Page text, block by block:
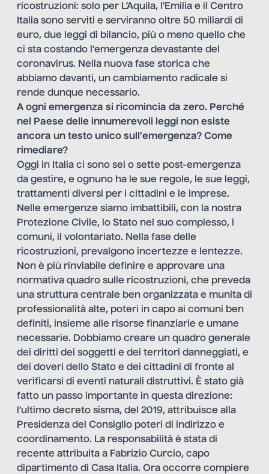
ricostruzioni: solo per L’Aquila, l’Emilia e il Centro
Italia sono serviti e serviranno oltre 50 miliardi di
euro, due leggi di bilancio, più o meno quello che
ci sta costando l’emergenza devastante del
coronavirus. Nella nuova fase storica che
abbiamo davanti, un cambiamento radicale si
rende dunque necessario.
A ogni emergenza si ricomincia da zero. Perché
nel Paese delle innumerevoli leggi non esiste
ancora un testo unico sull’emergenza? Come
rimediare?
Oggi in Italia ci sono sei o sette post-emergenza
da gestire, e ognuno ha le sue regole, le sue leggi,
trattamenti diversi per i cittadini e le imprese.
Nelle emergenze siamo imbattibili, con la nostra
Protezione Civile, lo Stato nel suo complesso, i
comuni, il volontariato. Nella fase delle
ricostruzioni, prevalgono incertezze e lentezze.
Non è più rinviabile definire e approvare una
normativa quadro sulle ricostruzioni, che preveda
una struttura centrale ben organizzata e munita di
professionalità alte, poteri in capo ai comuni ben
definiti, insieme alle risorse finanziarie e umane
necessarie. Dobbiamo creare un quadro generale
dei diritti dei soggetti e dei territori danneggiati, e
dei doveri dello Stato e dei cittadini di fronte al
verificarsi di eventi naturali distruttivi. È stato già
fatto un passo importante in questa direzione:
l’ultimo decreto sisma, del 2019, attribuisce alla
Presidenza del Consiglio poteri di indirizzo e
coordinamento. La responsabilità è stata di
recente attribuita a Fabrizio Curcio, capo
dipartimento di Casa Italia. Ora occorre compiere